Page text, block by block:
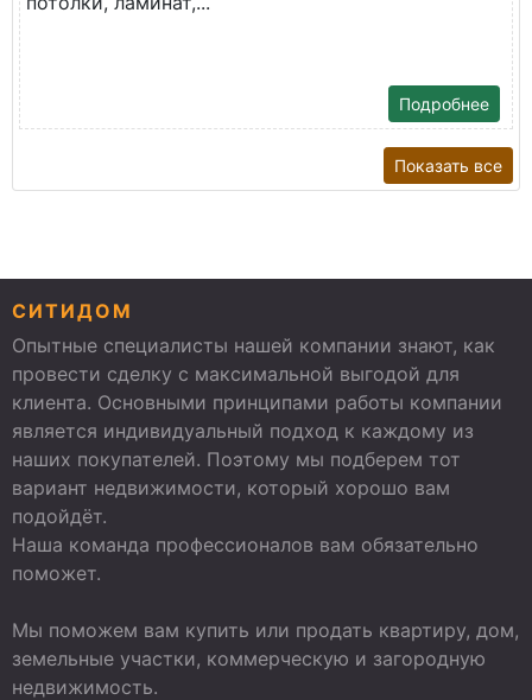
Подробнее
Показать все
СИТИДОМ
Опытные специалисты нашей компании знают, как
провести сделку с максимальной выгодой для
клиента. Основными принципами работы компании
является индивидуальный подход к каждому из
наших покупателей. Поэтому мы подберем тот
вариант недвижимости, который хорошо вам
подойдёт.
Наша команда профессионалов вам обязательно
поможет.
Мы поможем вам купить или продать квартиру, дом,
земельные участки, коммерческую и загородную
недвижимость.